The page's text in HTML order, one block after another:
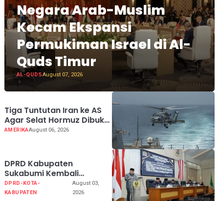
Negara Arab-Muslim
Kecam Ekspansi
Permukiman Israel di Al-
Quds Timur
AL-QUDSAugust 07, 2026
Tiga Tuntutan Iran ke AS
Agar Selat Hormuz Dibuka
Kembali
AMERIKAAugust 06, 2026
DPRD Kabupaten
Sukabumi Kembali
Melaksanakan Rapat
Paripurna Tahun Sidang
DPRD-KOTA-
KABUPATEN
August 03,
2026